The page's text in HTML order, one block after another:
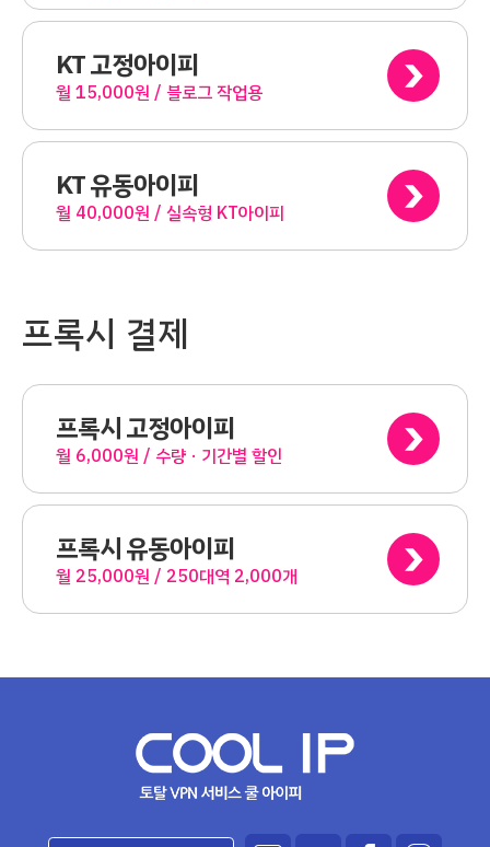
KT 고정아이피
월 15,000원 / 블로그 작업용
KT 유동아이피
월 40,000원 / 실속형 KT아이피
프록시 결제
프록시 고정아이피
월 6,000원 / 수량ㆍ기간별 할인
프록시 유동아이피
월 25,000원 / 250대역 2,000개